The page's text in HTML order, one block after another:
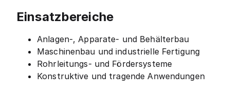
Einsatzbereiche
Anlagen-, Apparate- und Behälterbau
Maschinenbau und industrielle Fertigung
Rohrleitungs- und Fördersysteme
Konstruktive und tragende Anwendungen